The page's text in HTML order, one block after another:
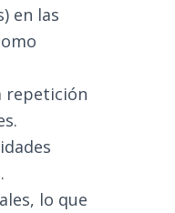
en las
repetición
lo que